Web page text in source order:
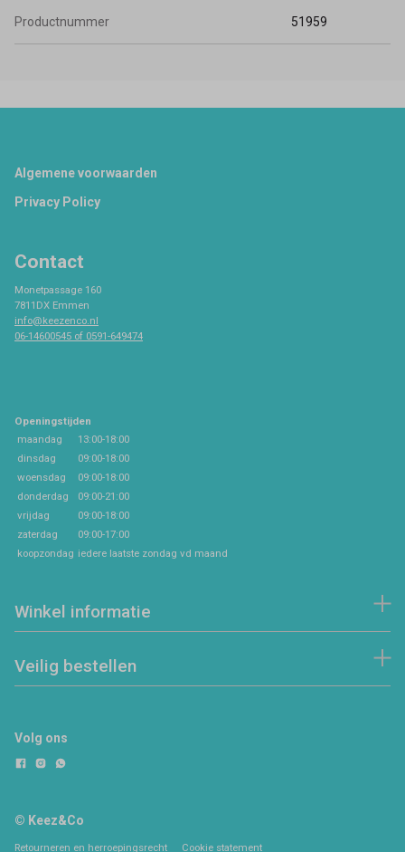
Productnummer 51959
Footer
Algemene voorwaarden
Privacy Policy
Contact
Monetpassage 160
7811DX Emmen
info@keezenco.nl
06-14600545 of 0591-649474
Openingstijden
maandag
13:00-18:00
dinsdag
09:00-18:00
woensdag
09:00-18:00
donderdag
09:00-21:00
vrijdag
09:00-18:00
zaterdag
09:00-17:00
koopzondag iedere laatste zondag vd maand
Winkel informatie
Veilig bestellen
Volg ons
© Keez&Co
Retourneren en herroepingsrecht Cookie statement